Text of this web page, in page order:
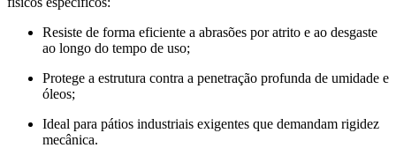
Resiste de forma eficiente a abrasões por atrito e ao desgaste
ao longo do tempo de uso;
Protege a estrutura contra a penetração profunda de umidade e
óleos;
Ideal para pátios industriais exigentes que demandam rigidez
mecânica.